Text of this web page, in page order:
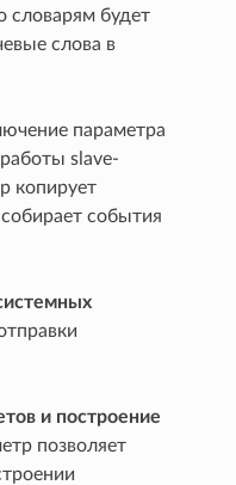
словарям будет
слова в
параметра
slave-
копирует
события
и построение
позволяет